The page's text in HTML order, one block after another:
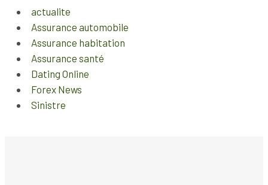
actualite
Assurance automobile
Assurance habitation
Assurance santé
Dating Online
Forex News
Sinistre